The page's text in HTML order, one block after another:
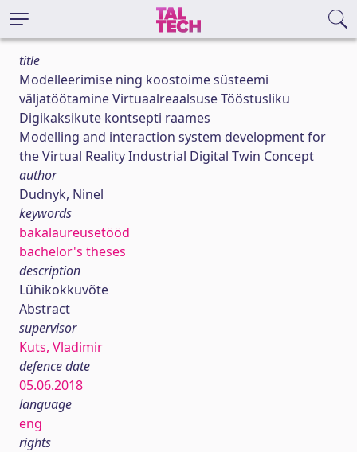
title
Modelleerimise ning koostoime süsteemi
väljatöötamine Virtuaalreaalsuse Tööstusliku
Digikaksikute kontsepti raames
Modelling and interaction system development for
the Virtual Reality Industrial Digital Twin Concept
author
Dudnyk, Ninel
keywords
bakalaureusetööd
bachelor's theses
description
Lühikokkuvõte
Abstract
supervisor
Kuts, Vladimir
defence date
05.06.2018
language
eng
rights